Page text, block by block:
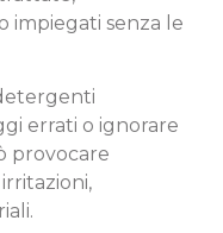
senza le
errati o ignorare
provocare